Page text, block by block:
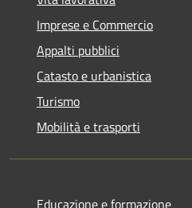
Imprese e Commercio
Appalti pubblici
Catasto e urbanistica
Turismo
Mobilità e trasporti
Educazione e formazione